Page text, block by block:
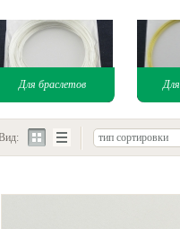
Для браслетов
тип сортировки